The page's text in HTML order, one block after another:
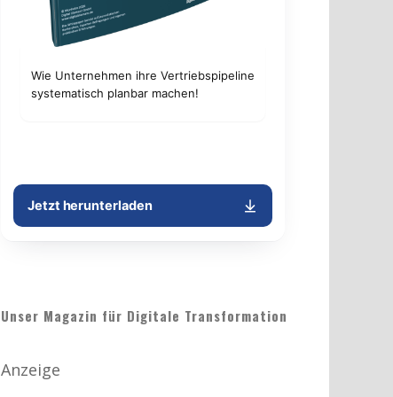
Unser Magazin für Digitale Transformation
Anzeige